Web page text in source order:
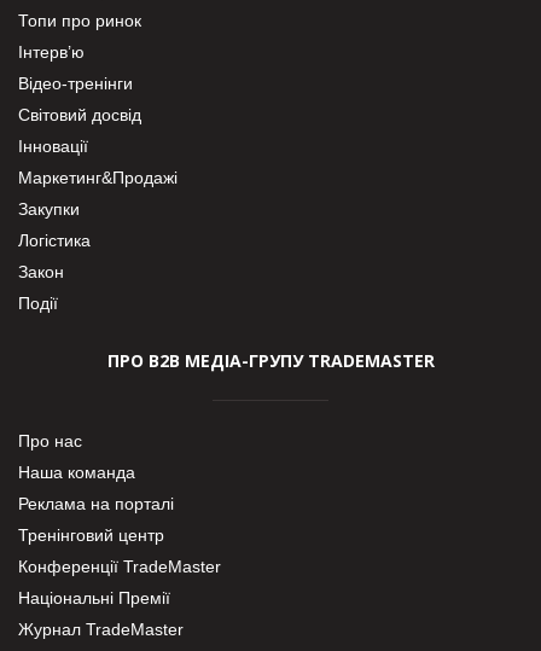
Топи про ринок
Інтерв’ю
Відео-тренінги
Світовий досвід
Інновації
Маркетинг&Продажі
Закупки
Логістика
Закон
Події
ПРО В2В МЕДІА-ГРУПУ TRADEMASTER
Про нас
Наша команда
Реклама на порталі
Тренінговий центр
Конференції TradeMaster
Національні Премії
Журнал TradeMaster